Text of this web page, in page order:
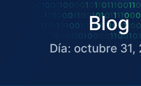
Blog
Día: octubre 31,